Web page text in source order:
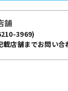
舗
3969)
店舗までお問い合